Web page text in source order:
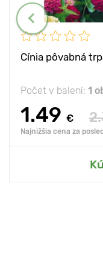
Cínia pôvabná
Počet v balení: 1
1.49 €
Najnižšia cena za